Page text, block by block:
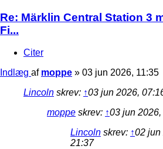
Re: Märklin Central Station 3
Fi...
Citer
Indlæg af moppe » 03 jun 2026, 11:35
Lincoln skrev: ↑03 jun 2026,
moppe skrev: ↑03 jun
Lincoln skrev: ↑02 jun
21:37